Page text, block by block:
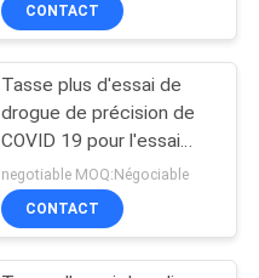
CONTACT
Tasse plus d'essai de
drogue de précision de
COVID 19 pour l'essai
d'hôpital
negotiable MOQ:Négociable
CONTACT